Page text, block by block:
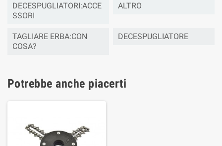
DECESPUGLIATORI:ACCE
SSORI
ALTRO
TAGLIARE ERBA:CON
COSA?
DECESPUGLIATORE
Potrebbe anche piacerti